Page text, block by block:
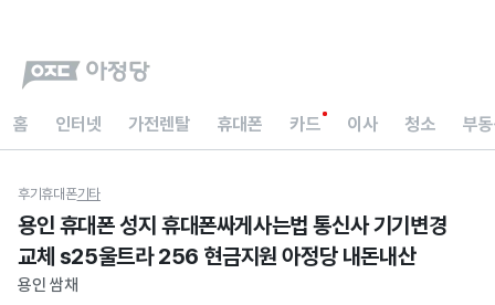
홈 인터넷 가전렌탈 휴대폰 카드 이사 청소 부
후기휴대폰기타
용인 휴대폰 성지 휴대폰싸게사는법 통신사 기기변경
교체 s25울트라 256 현금지원 아정당 내돈내산
용인 쌈채